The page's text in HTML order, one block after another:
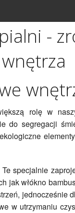
-
rolę w
do segregacji
specjalnie
jak włókno
jednocześnie
w utrzymaniu